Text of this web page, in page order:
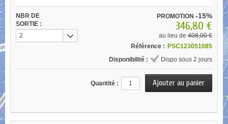
NBR DE
SORTIE :
2
PROMOTION -15%
346,80 €
au lieu de 408,00 €
Référence : PSC123051085
Disponibilité :
Dispo sous 2 jours
Quantité :